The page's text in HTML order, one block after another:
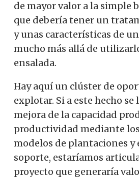
de mayor valor a la simple
que debería tener un
y unas características de
mucho más allá de
ensalada.
Hay aquí un clúster de
explotar. Si a este hecho se
mejora de la capacidad
productividad mediante
modelos de plantaciones y
soporte, estaríamos
proyecto que generaría